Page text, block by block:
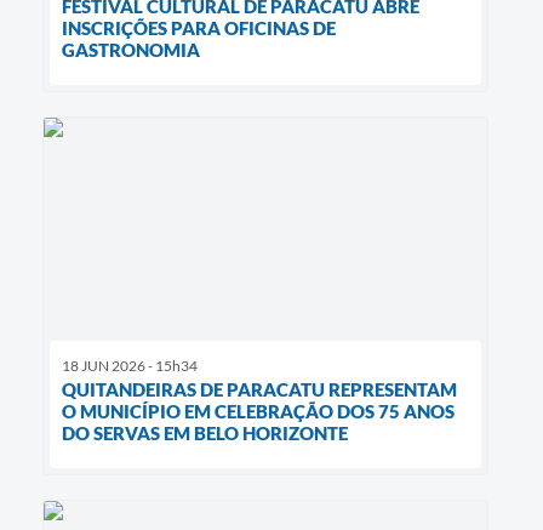
FESTIVAL CULTURAL DE PARACATU ABRE
INSCRIÇÕES PARA OFICINAS DE
GASTRONOMIA
18 JUN 2026 - 15h34
QUITANDEIRAS DE PARACATU REPRESENTAM
O MUNICÍPIO EM CELEBRAÇÃO DOS 75 ANOS
DO SERVAS EM BELO HORIZONTE